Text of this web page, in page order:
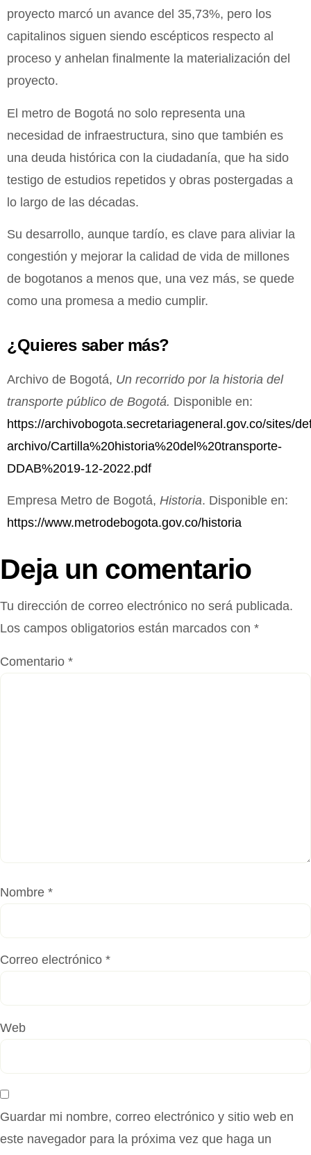
proyecto marcó un avance del 35,73%, pero los
capitalinos siguen siendo escépticos respecto al
proceso y anhelan finalmente la materialización del
proyecto.
El metro de Bogotá no solo representa una
necesidad de infraestructura, sino que también es
una deuda histórica con la ciudadanía, que ha sido
testigo de estudios repetidos y obras postergadas a
lo largo de las décadas.
Su desarrollo, aunque tardío, es clave para aliviar la
congestión y mejorar la calidad de vida de millones
de bogotanos a menos que, una vez más, se quede
como una promesa a medio cumplir.
¿Quieres saber más?
Archivo de Bogotá, Un recorrido por la historia del
transporte público de Bogotá. Disponible en:
https://archivobogota.secretariageneral.gov.co/sites/
archivo/Cartilla%20historia%20del%20transporte-
DDAB%2019-12-2022.pdf
Empresa Metro de Bogotá, Historia. Disponible en:
https://www.metrodebogota.gov.co/historia
Deja un comentario
Tu dirección de correo electrónico no será publicada.
Los campos obligatorios están marcados con *
Comentario *
Nombre *
Correo electrónico *
Web
Guardar mi nombre, correo electrónico y sitio web en
este navegador para la próxima vez que haga un